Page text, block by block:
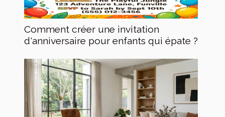
Comment créer une invitation
d'anniversaire pour enfants qui épate ?